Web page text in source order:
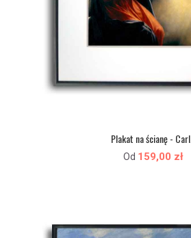
Plakat na ścianę - Carl...
Od 159,00 zł